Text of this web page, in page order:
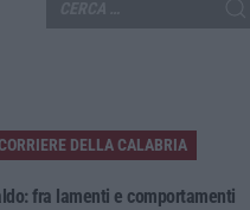
DELLA CALABRIA
fra lamenti e comportamenti